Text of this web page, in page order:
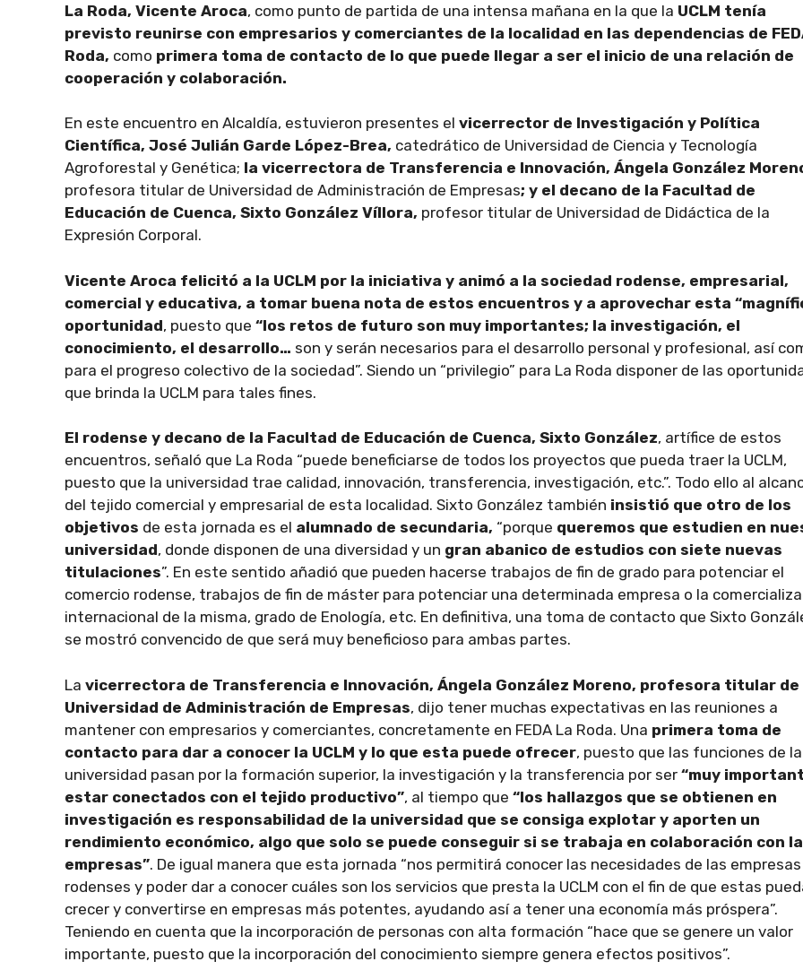
La Roda, Vicente Aroca, como punto de partida de una intensa mañana en la que la UCLM tenía
previsto reunirse con empresarios y comerciantes de la localidad en las dependencias de
Roda, como primera toma de contacto de lo que puede llegar a ser el inicio de una relación de
cooperación y colaboración.
En este encuentro en Alcaldía, estuvieron presentes el vicerrector de Investigación y Política
Científica, José Julián Garde López-Brea, catedrático de Universidad de Ciencia y Tecnología
Agroforestal y Genética; la vicerrectora de Transferencia e Innovación, Ángela González
profesora titular de Universidad de Administración de Empresas; y el decano de la Facultad de
Educación de Cuenca, Sixto González Víllora, profesor titular de Universidad de Didáctica de la
Expresión Corporal.
Vicente Aroca felicitó a la UCLM por la iniciativa y animó a la sociedad rodense, empresarial,
comercial y educativa, a tomar buena nota de estos encuentros y a aprovechar esta
oportunidad, puesto que “los retos de futuro son muy importantes; la investigación, el
conocimiento, el desarrollo… son y serán necesarios para el desarrollo personal y profesional, así
para el progreso colectivo de la sociedad”. Siendo un “privilegio” para La Roda disponer de las
que brinda la UCLM para tales fines.
El rodense y decano de la Facultad de Educación de Cuenca, Sixto González, artífice de estos
encuentros, señaló que La Roda “puede beneficiarse de todos los proyectos que pueda traer la UCLM,
puesto que la universidad trae calidad, innovación, transferencia, investigación, etc.”. Todo ello al
del tejido comercial y empresarial de esta localidad. Sixto González también insistió que otro de los
objetivos de esta jornada es el alumnado de secundaria, “porque queremos que estudien en
universidad, donde disponen de una diversidad y un gran abanico de estudios con siete nuevas
titulaciones”. En este sentido añadió que pueden hacerse trabajos de fin de grado para potenciar el
comercio rodense, trabajos de fin de máster para potenciar una determinada empresa o la
internacional de la misma, grado de Enología, etc. En definitiva, una toma de contacto que Sixto
se mostró convencido de que será muy beneficioso para ambas partes.
La vicerrectora de Transferencia e Innovación, Ángela González Moreno, profesora titular de
Universidad de Administración de Empresas, dijo tener muchas expectativas en las reuniones a
mantener con empresarios y comerciantes, concretamente en FEDA La Roda. Una primera toma de
contacto para dar a conocer la UCLM y lo que esta puede ofrecer, puesto que las funciones de la
universidad pasan por la formación superior, la investigación y la transferencia por ser “muy
estar conectados con el tejido productivo”, al tiempo que “los hallazgos que se obtienen en
investigación es responsabilidad de la universidad que se consiga explotar y aporten un
rendimiento económico, algo que solo se puede conseguir si se trabaja en colaboración con
empresas”. De igual manera que esta jornada “nos permitirá conocer las necesidades de las empresas
rodenses y poder dar a conocer cuáles son los servicios que presta la UCLM con el fin de que estas
crecer y convertirse en empresas más potentes, ayudando así a tener una economía más próspera”.
Teniendo en cuenta que la incorporación de personas con alta formación “hace que se genere un valor
importante, puesto que la incorporación del conocimiento siempre genera efectos positivos”.